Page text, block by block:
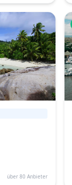
über 80 Anbieter